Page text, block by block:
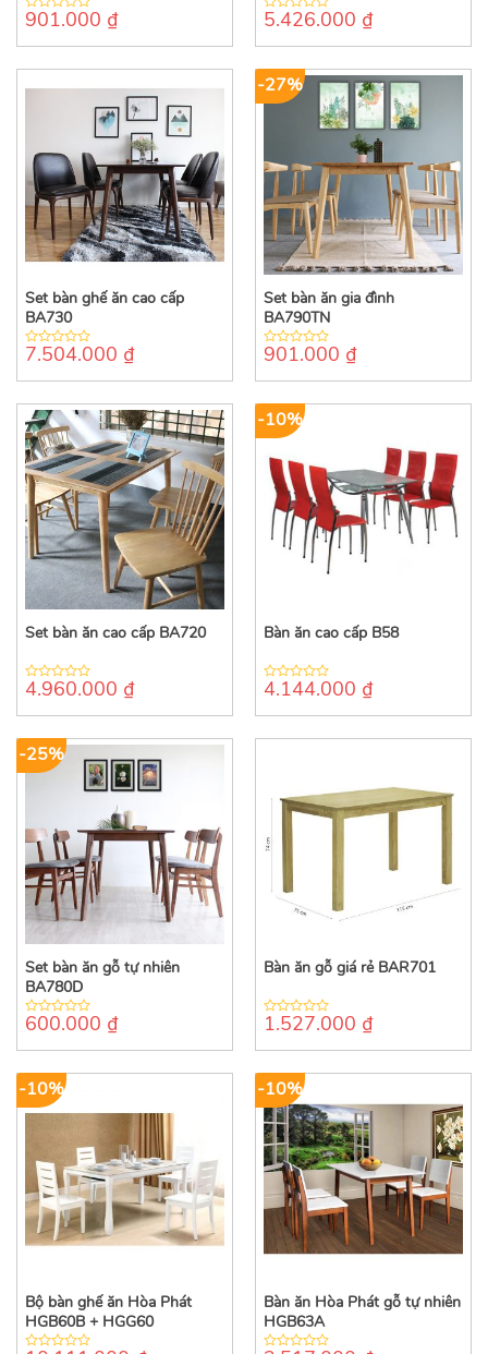
0
of
901.000 ₫
0
of
5.426.000 ₫
Set bàn ghế ăn cao cấp
BA730
0
of
7.504.000 ₫
-27%
Set bàn ăn gia đình
BA790TN
0
of
901.000 ₫
Set bàn ăn cao cấp BA720
0
of
4.960.000 ₫
-10%
Bàn ăn cao cấp B58
0
of
4.144.000 ₫
-25%
Set bàn ăn gỗ tự nhiên
BA780D
0
of
600.000 ₫
Bàn ăn gỗ giá rẻ BAR701
0
of
1.527.000 ₫
-10%
Bộ bàn ghế ăn Hòa Phát
HGB60B + HGG60
-10%
Bàn ăn Hòa Phát gỗ tự nhiên
HGB63A